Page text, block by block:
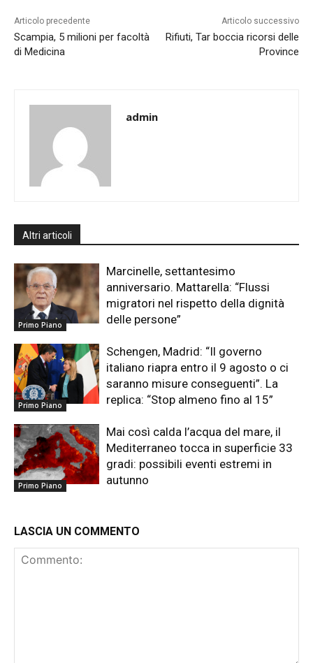
Articolo precedente
Scampia, 5 milioni per facoltà
di Medicina
Articolo successivo
Rifiuti, Tar boccia ricorsi delle
Province
admin
Altri articoli
Primo Piano
Marcinelle, settantesimo
anniversario. Mattarella: “Flussi
migratori nel rispetto della dignità
delle persone”
Primo Piano
Schengen, Madrid: “Il governo
italiano riapra entro il 9 agosto o ci
saranno misure conseguenti”. La
replica: “Stop almeno fino al 15”
Primo Piano
Mai così calda l’acqua del mare, il
Mediterraneo tocca in superficie 33
gradi: possibili eventi estremi in
autunno
LASCIA UN COMMENTO